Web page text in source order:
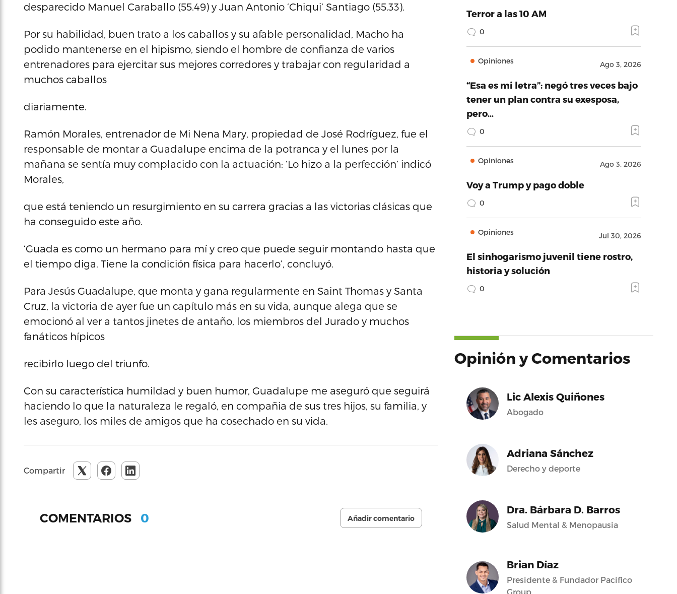
desparecido Manuel Caraballo (55.49) y Juan Antonio ‘Chiqui’ Santiago (55.33).
Por su habilidad, buen trato a los caballos y su afable personalidad, Macho ha
podido mantenerse en el hipismo, siendo el hombre de confianza de varios
entrenadores para ejercitar sus mejores corredores y trabajar con regularidad a
muchos caballos
diariamente.
Ramón Morales, entrenador de Mi Nena Mary, propiedad de José Rodríguez, fue el
responsable de montar a Guadalupe encima de la potranca y el lunes por la
mañana se sentía muy complacido con la actuación: ‘Lo hizo a la perfección’ indicó
Morales,
que está teniendo un resurgimiento en su carrera gracias a las victorias clásicas que
ha conseguido este año.
‘Guada es como un hermano para mí y creo que puede seguir montando hasta que
el tiempo diga. Tiene la condición física para hacerlo’, concluyó.
Para Jesús Guadalupe, que monta y gana regularmente en Saint Thomas y Santa
Cruz, la victoria de ayer fue un capítulo más en su vida, aunque alega que se
emocionó al ver a tantos jinetes de antaño, los miembros del Jurado y muchos
fanáticos hípicos
recibirlo luego del triunfo.
Con su característica humildad y buen humor, Guadalupe me aseguró que seguirá
haciendo lo que la naturaleza le regaló, en compañia de sus tres hijos, su familia, y
les aseguro, los miles de amigos que ha cosechado en su vida.
Compartir
COMENTARIOS 0 Añadir comentario
Terror a las 10 AM
0
Opiniones Ago 3, 2026
“Esa es mi letra”: negó tres veces bajo
tener un plan contra su exesposa,
pero…
0
Opiniones Ago 3, 2026
Voy a Trump y pago doble
0
Opiniones Jul 30, 2026
El sinhogarismo juvenil tiene rostro,
historia y solución
0
Opinión y Comentarios
Lic Alexis Quiñones
Abogado
Adriana Sánchez
Derecho y deporte
Dra. Bárbara D. Barros
Salud Mental & Menopausia
Brian Díaz
Presidente & Fundador Pacifico
Group